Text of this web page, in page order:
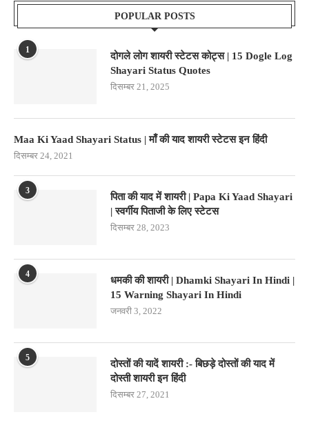
POPULAR POSTS
1
दोगले लोग शायरी स्टेटस कोट्स | 15 Dogle Log
Shayari Status Quotes
दिसम्बर 21, 2025
Maa Ki Yaad Shayari Status | माँ की याद शायरी स्टेटस इन हिंदी
दिसम्बर 24, 2021
3
पिता की याद में शायरी | Papa Ki Yaad Shayari
| स्वर्गीय पिताजी के लिए स्टेटस
दिसम्बर 28, 2023
4
धमकी की शायरी | Dhamki Shayari In Hindi |
15 Warning Shayari In Hindi
जनवरी 3, 2022
5
दोस्तों की यादें शायरी :- बिछड़े दोस्तों की याद में
दोस्ती शायरी इन हिंदी
दिसम्बर 27, 2021